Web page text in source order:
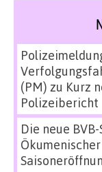
(PM) zu Kurz
Polizeibericht
Die neue
Ökumenischer